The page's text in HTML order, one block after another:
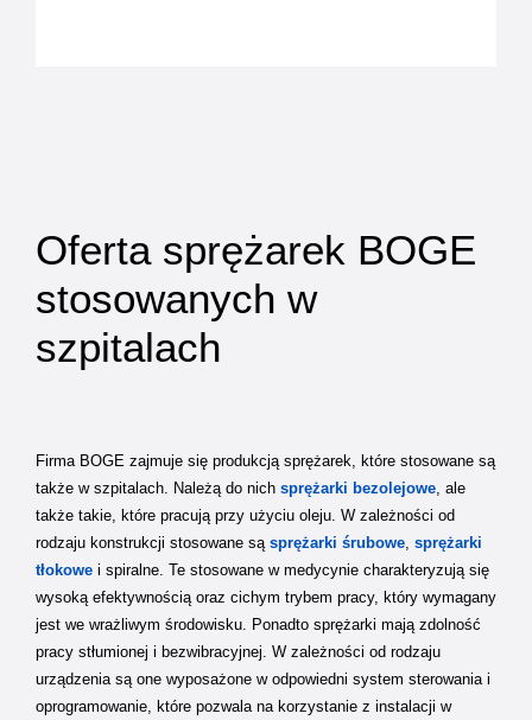
Oferta sprężarek BOGE
stosowanych w
szpitalach
Firma BOGE zajmuje się produkcją sprężarek, które stosowane są
także w szpitalach. Należą do nich sprężarki bezolejowe, ale
także takie, które pracują przy użyciu oleju. W zależności od
rodzaju konstrukcji stosowane są sprężarki śrubowe, sprężarki
tłokowe i spiralne. Te stosowane w medycynie charakteryzują się
wysoką efektywnością oraz cichym trybem pracy, który wymagany
jest we wrażliwym środowisku. Ponadto sprężarki mają zdolność
pracy stłumionej i bezwibracyjnej. W zależności od rodzaju
urządzenia są one wyposażone w odpowiedni system sterowania i
oprogramowanie, które pozwala na korzystanie z instalacji w